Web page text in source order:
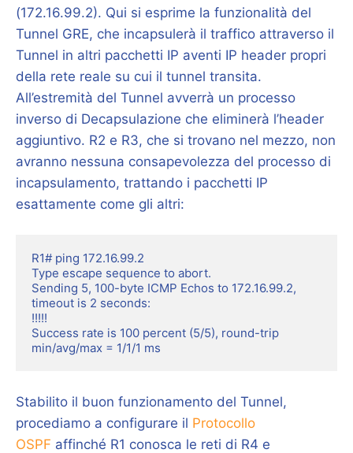
(172.16.99.2). Qui si esprime la funzionalità del
Tunnel GRE, che incapsulerà il traffico attraverso il
Tunnel in altri pacchetti IP aventi IP header propri
della rete reale su cui il tunnel transita.
All’estremità del Tunnel avverrà un processo
inverso di Decapsulazione che eliminerà l’header
aggiuntivo. R2 e R3, che si trovano nel mezzo, non
avranno nessuna consapevolezza del processo di
incapsulamento, trattando i pacchetti IP
esattamente come gli altri:
R1# ping 172.16.99.2
Type escape sequence to abort.
Sending 5, 100-byte ICMP Echos to 172.16.99.2,
timeout is 2 seconds:
!!!!!
Success rate is 100 percent (5/5), round-trip
min/avg/max = 1/1/1 ms
Stabilito il buon funzionamento del Tunnel,
procediamo a configurare il Protocollo
OSPF affinché R1 conosca le reti di R4 e